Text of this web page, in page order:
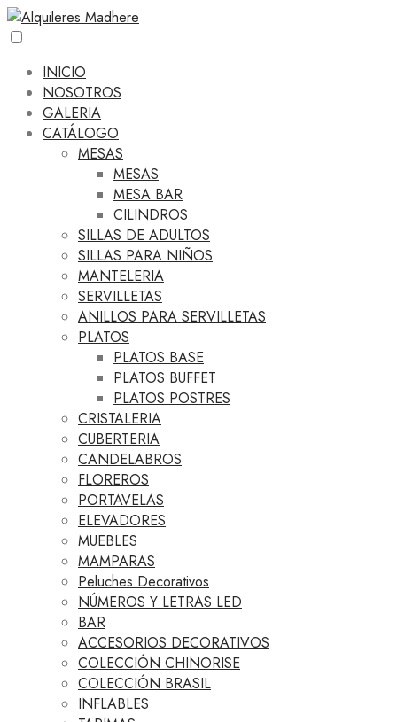
INICIO
NOSOTROS
GALERIA
CATÁLOGO
MESAS
MESAS
MESA BAR
CILINDROS
SILLAS DE ADULTOS
SILLAS PARA NIÑOS
MANTELERIA
SERVILLETAS
ANILLOS PARA SERVILLETAS
PLATOS
PLATOS BASE
PLATOS BUFFET
PLATOS POSTRES
CRISTALERIA
CUBERTERIA
CANDELABROS
FLOREROS
PORTAVELAS
ELEVADORES
MUEBLES
MAMPARAS
Peluches Decorativos
NÚMEROS Y LETRAS LED
BAR
ACCESORIOS DECORATIVOS
COLECCIÓN CHINORISE
COLECCIÓN BRASIL
INFLABLES